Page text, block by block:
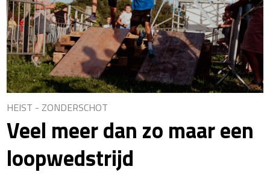
HEIST - ZONDERSCHOT
Veel meer dan zo maar een
loopwedstrijd